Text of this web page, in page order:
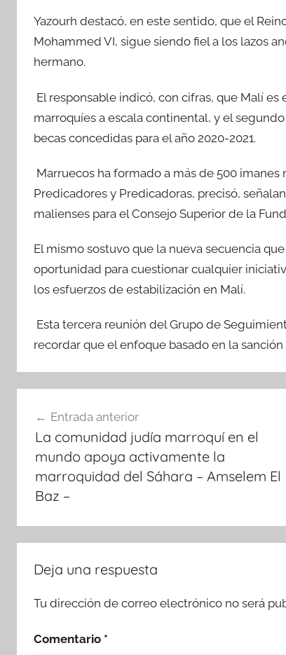
Yazourh destacó, en este sentido, que el
Mohammed VI, sigue siendo fiel a los lazos
hermano.
El responsable indicó, con cifras, que Malí
marroquíes a escala continental, y el
becas concedidas para el año 2020-2021.
Marruecos ha formado a más de 500
Predicadores y Predicadoras, precisó,
malienses para el Consejo Superior de la
El mismo sostuvo que la nueva secuencia
oportunidad para cuestionar cualquier
los esfuerzos de estabilización en Malí.
Esta tercera reunión del Grupo de
recordar que el enfoque basado en la
de
entradas
Entrada anterior
La comunidad judía marroquí en el
mundo apoya activamente la
marroquidad del Sáhara – Amselem El
Baz –
Deja una respuesta
Tu dirección de correo electrónico no será
Comentario *